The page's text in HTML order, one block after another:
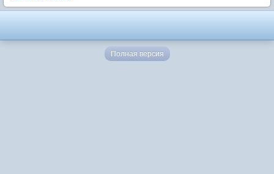
Полная версия